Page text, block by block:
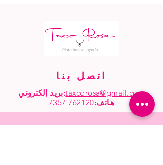
اتصل بنا
بريد إلكتروني:taxcorosa@gmail.com
هاتف:
762120 7357
البدء